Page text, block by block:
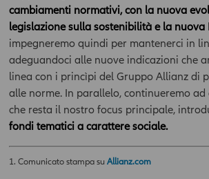
completezza delle stesse. Inoltre, le
nell’ Area News possono basarsi su
previsioni che possono cambiare nel tempo;
qualsiasi prezzo e valore pubblicato deve
data e all'ora espressamente riportati;
verificarne sempre l'attualità.Dati ed
nell’Area - incluso valori, notizie, immagini,
marchi - sono coperti da copyright e dalla
di proprietà industriale. All'utente non è
cambiamenti normativi, con la nuova
legislazione sulla sostenibilità e la nuova
impegneremo quindi per mantenerci in
adeguandoci alle nuove indicazioni che
linea con i princìpi del Gruppo Allianz di
alle norme. In parallelo, continueremo ad
che resta il nostro focus principale,
fondi tematici a carattere sociale.
1. Comunicato stampa su Allianz.com